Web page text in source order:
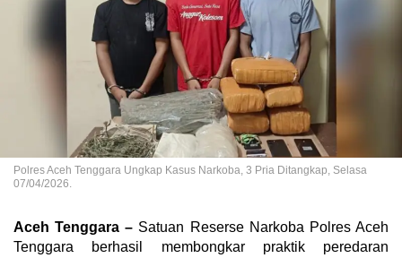
Polres Aceh Tenggara Ungkap Kasus Narkoba, 3 Pria Ditangkap, Selasa
07/04/2026.
Aceh Tenggara – Satuan Reserse Narkoba Polres Aceh
Tenggara berhasil membongkar praktik peredaran